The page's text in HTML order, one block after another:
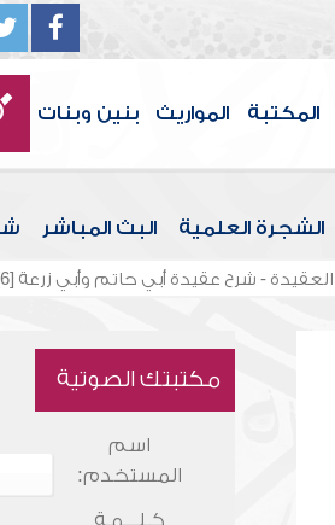
المكتبة المواريث بنين وبنات
الشجرة العلمية البث المباشر
- شرح عقيدة أبي حاتم وأبي زرعة [6]
مكتبتك الصوتية
اسم
المستخدم:
كـلـــمـة